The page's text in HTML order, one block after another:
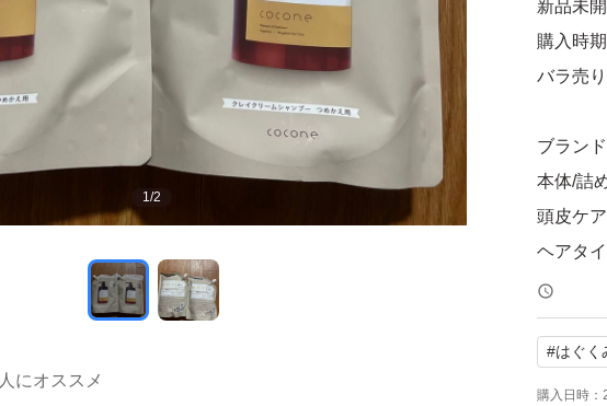
1/2
新品未
購入時
バラ売
ブラン
本体/詰
頭皮ケ
ヘアタ
仕上が
特徴：
紫外線
個数：2
#はぐく
購入日時：
にオススメ